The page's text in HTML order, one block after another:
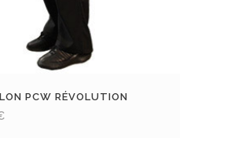
PCW RÉVOLUTION